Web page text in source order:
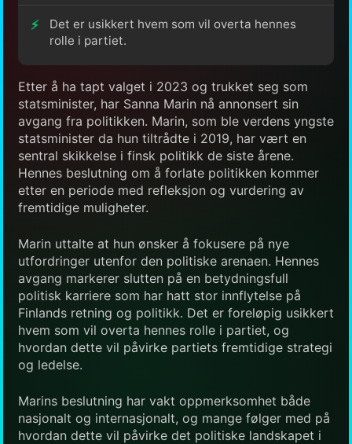
Det er usikkert hvem som vil overta hennes
rolle i partiet.
Etter å ha tapt valget i 2023 og trukket seg som
statsminister, har Sanna Marin nå annonsert sin
avgang fra politikken. Marin, som ble verdens yngste
statsminister da hun tiltrådte i 2019, har vært en
sentral skikkelse i finsk politikk de siste årene.
Hennes beslutning om å forlate politikken kommer
etter en periode med refleksjon og vurdering av
fremtidige muligheter.
Marin uttalte at hun ønsker å fokusere på nye
utfordringer utenfor den politiske arenaen. Hennes
avgang markerer slutten på en betydningsfull
politisk karriere som har hatt stor innflytelse på
Finlands retning og politikk. Det er foreløpig usikkert
hvem som vil overta hennes rolle i partiet, og
hvordan dette vil påvirke partiets fremtidige strategi
og ledelse.
Marins beslutning har vakt oppmerksomhet både
nasjonalt og internasjonalt, og mange følger med på
hvordan dette vil påvirke det politiske landskapet i